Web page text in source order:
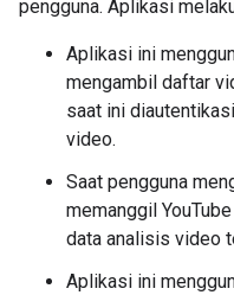
pengguna. Aplikasi
Aplikasi ini
mengambil daftar
saat ini
video.
Saat pengguna
memanggil
data analisis video
Aplikasi ini